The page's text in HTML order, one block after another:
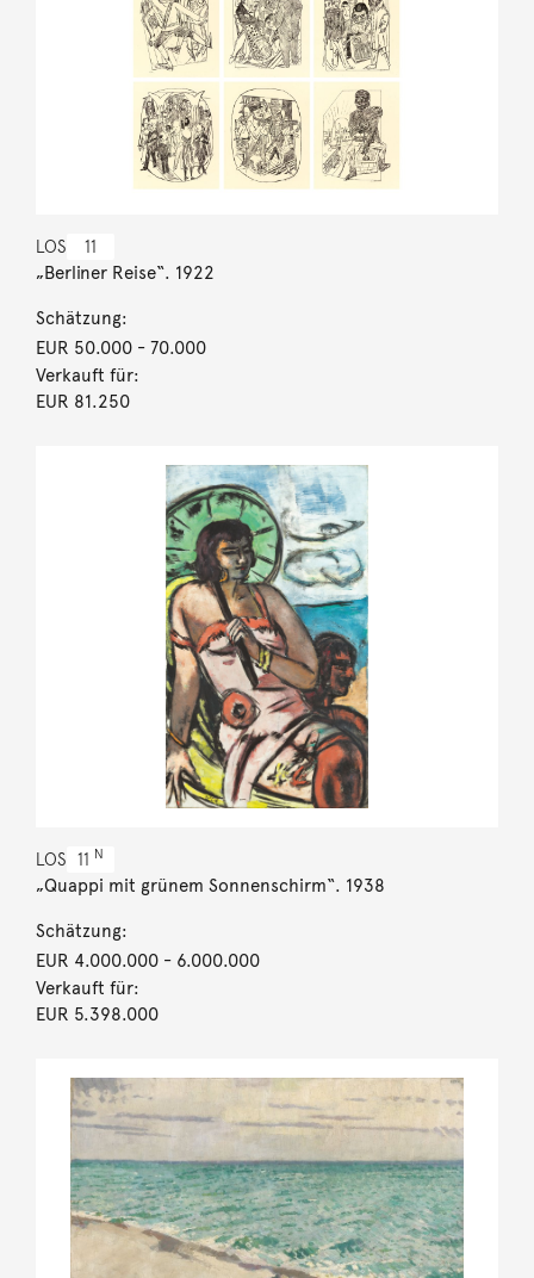
LOS 11
„Berliner Reise“. 1922
Schätzung:
EUR 50.000- 70.000
Verkauft für:
EUR 81.250
LOS 11 N
„Quappi mit grünem Sonnenschirm“. 1938
Schätzung:
EUR 4.000.000- 6.000.000
Verkauft für:
EUR 5.398.000